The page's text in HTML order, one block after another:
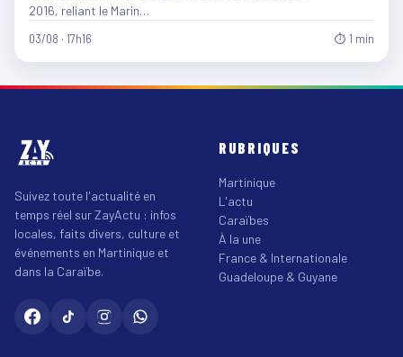
2016, reliant le Marin…
03/08 · 17h16 ⏱ 1 min
Suivez toute l'actualité en
temps réel sur ZayActu : infos
locales, faits divers, culture et
événements en Martinique et
dans la Caraïbe.
RUBRIQUES
Martinique
L'actu
Caraïbes
À la une
France & Internationale
Guadeloupe & Guyane